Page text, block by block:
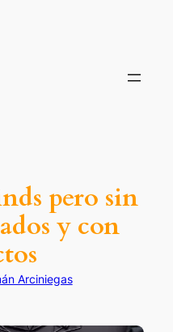
pero sin
y con
Arciniegas